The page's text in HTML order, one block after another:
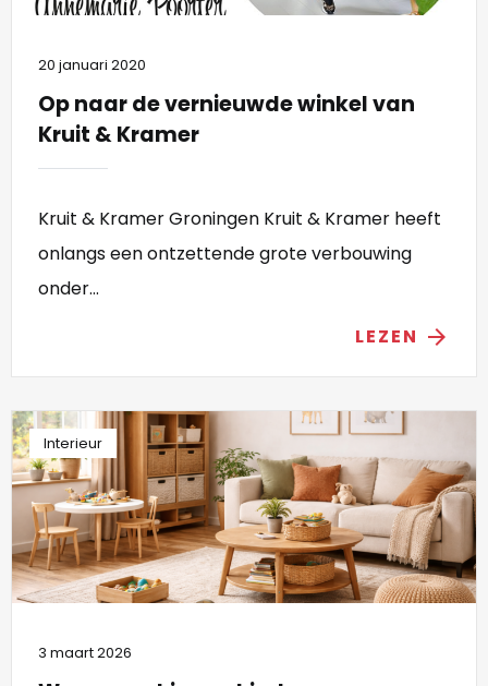
20 januari 2020
Op naar de vernieuwde winkel van
Kruit & Kramer
Kruit & Kramer Groningen Kruit & Kramer heeft
onlangs een ontzettende grote verbouwing
onder...
LEZEN arrow_forward
Interieur
3 maart 2026